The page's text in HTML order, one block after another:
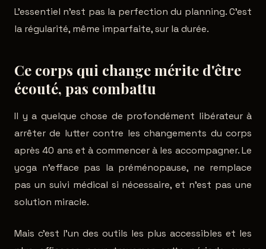
L'essentiel n'est pas la perfection du planning. C'est
la régularité, même imparfaite, sur la durée.
Ce corps qui change mérite d'être
écouté, pas combattu
Il y a quelque chose de profondément libérateur à
arrêter de lutter contre les changements du corps
après 40 ans et à commencer à les accompagner. Le
yoga n'efface pas la préménopause, ne remplace
pas un suivi médical si nécessaire, et n'est pas une
solution miracle.
Mais c'est l'un des outils les plus accessibles et les